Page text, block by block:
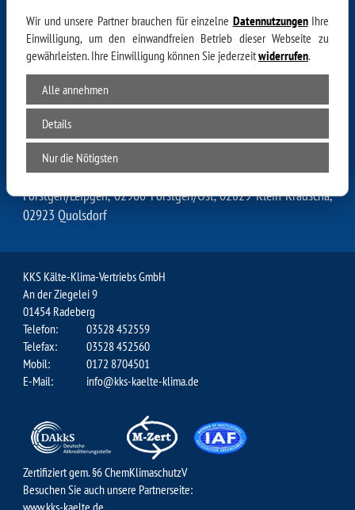
See, 02923 Horka, 02906 Jänkendorf, 02923 Särichen, 02923
Trebus, 02929 Spreehammer, 02923 Mückenhain, 02906
Sproitz, 02929 Uhsmannsdorf, 02906 Quitzdorf am See, 02906
Petershain, 02906 Waldhufen, 02923 Kodersdorf, 02923
Biehain, 02906 Diehsa, 02923 Kodersdorf-Bahnhof, 02906
Horscha, 02906 Kosel, 02923 Spree, 02906 Stannewisch,
02923 Wiesa, 02906 Kollm, 02923 Hähnichen, 02929 Geheege,
02829 Kaltwasser, 02929 Dunkelhäuser, 02906 Nieder
Seifersdorf, 02906 Thiemendorf, 02906 Steinölsa, 02906
Förstgen/Leipgen, 02906 Förstgen/Ost, 02829 Klein-Krauscha,
02923 Quolsdorf
KKS Kälte-Klima-Vertriebs GmbH
An der Ziegelei 9
01454 Radeberg
Telefon:
03528 452559
Telefax:
03528 452560
Mobil:
0172 8704501
E-Mail:
info@kks-kaelte-klima.de
Zertifiziert gem. §6 ChemKlimaschutzV
Besuchen Sie auch unsere Partnerseite:
www.kks-kaelte.de
Wir und unsere Partner brauchen für einzelne DatennutzungenIhre
Einwilligung, um den einwandfreien Betrieb dieser Webseite zu
gewährleisten. Ihre Einwilligung können Sie jederzeitwiderrufen.
Alle annehmen
Details
Nur die Nötigsten